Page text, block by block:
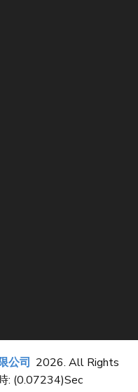
公司 2026. All Rights
: (0.07234)sec